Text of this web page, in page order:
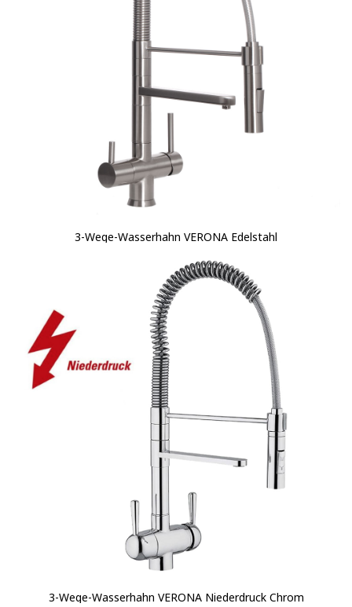
3-Wege-Wasserhahn VERONA Edelstahl
3-Wege-Wasserhahn VERONA Niederdruck Chrom